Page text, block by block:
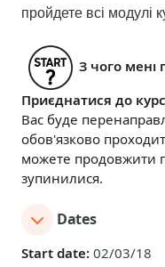
пройдете всі модулі
З чого мені
Приєднатися до курс
Вас буде
обов'язково
можете продовжити
зупинилися.
Dates
Start date: 02/03/18